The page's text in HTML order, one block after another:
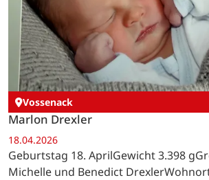
Vossenack
Marlon Drexler
18.04.2026
Geburtstag 18. AprilGewicht 3.398
Michelle und Benedict